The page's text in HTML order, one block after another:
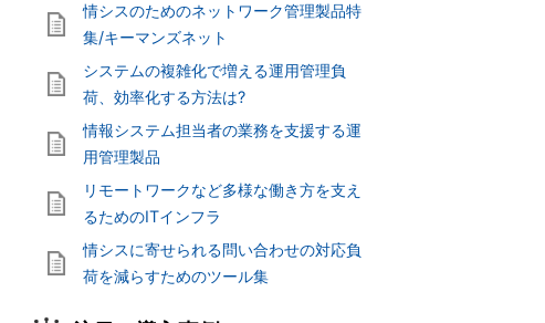
情シスのためのネットワーク管理製品特
集/キーマンズネット
システムの複雑化で増える運用管理負
荷、効率化する方法は?
情報システム担当者の業務を支援する運
用管理製品
リモートワークなど多様な働き方を支え
るためのITインフラ
情シスに寄せられる問い合わせの対応負
荷を減らすためのツール集